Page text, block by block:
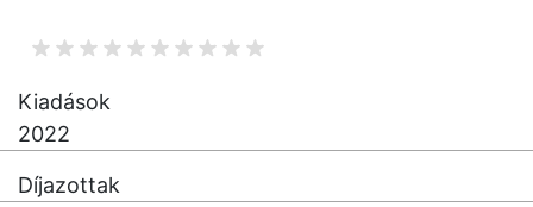
Kiadások
2022
Díjazottak